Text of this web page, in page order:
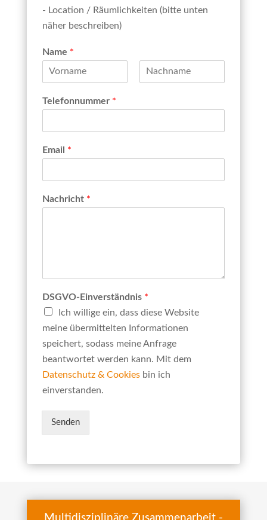
- Location / Räumlichkeiten (bitte unten
näher beschreiben)
Name *
o
r
m
a
Telefonnummer *
Email *
Nachricht *
DSGVO-Einverständnis *
Ich willige ein, dass diese Website
meine übermittelten Informationen
speichert, sodass meine Anfrage
beantwortet werden kann. Mit dem
Datenschutz & Cookiesbin ich
einverstanden.
Senden